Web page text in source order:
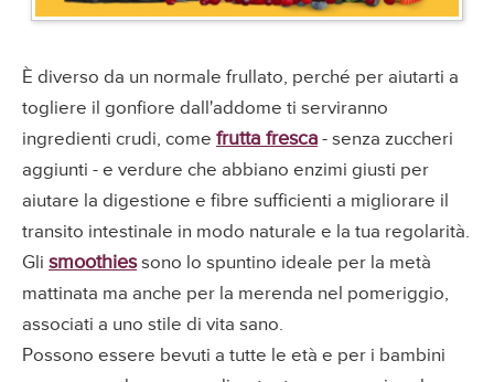
È diverso da un normale frullato, perché per aiutarti a
togliere il gonfiore dall'addome ti serviranno
ingredienti crudi, come frutta fresca - senza zuccheri
aggiunti - e verdure che abbiano enzimi giusti per
aiutare la digestione e fibre sufficienti a migliorare il
transito intestinale in modo naturale e la tua regolarità.
Gli smoothiessono lo spuntino ideale per la metà
mattinata ma anche per la merenda nel pomeriggio,
associati a uno stile di vita sano.
Possono essere bevuti a tutte le età e per i bambini